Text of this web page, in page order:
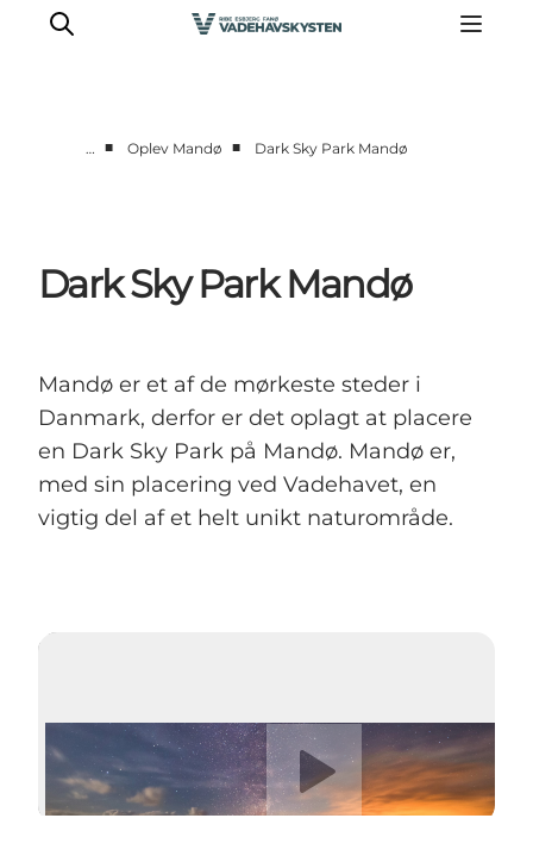
Oplev Fanø
Oplev Mandø
Det Sker
… ■ Oplev Mandø ■ Dark Sky Park Mandø
Dark Sky Park Mandø
Mandø er et af de mørkeste steder i
Danmark, derfor er det oplagt at placere
en Dark Sky Park på Mandø. Mandø er,
med sin placering ved Vadehavet, en
vigtig del af et helt unikt naturområde.
Afspil video